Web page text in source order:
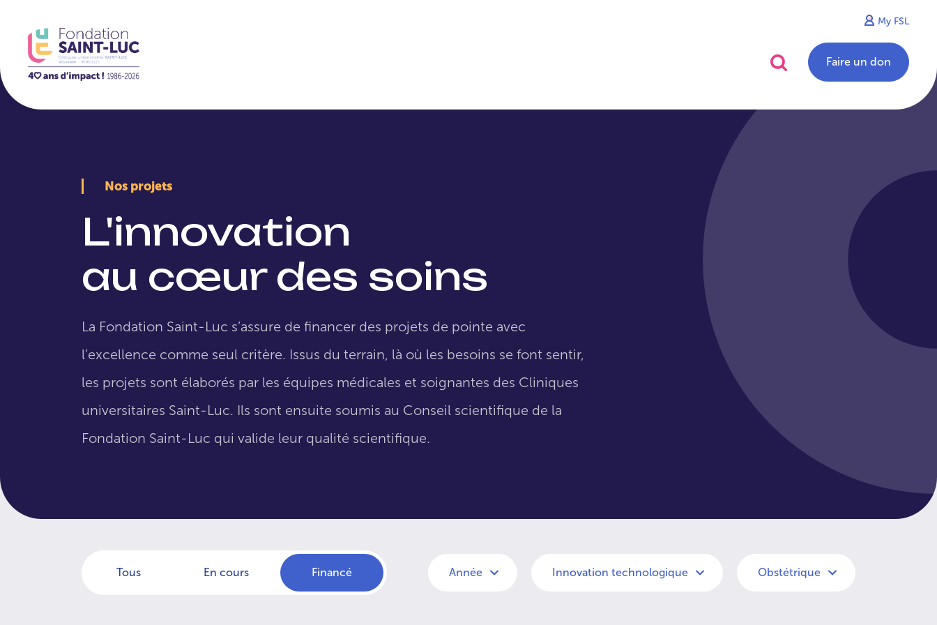
My FSL
Faire un don
Nos projets
L'innovation
au cœur des soins
La Fondation Saint-Luc s’assure de financer des projets de pointe avec
l’excellence comme seul critère. Issus du terrain, là où les besoins se font sentir,
les projets sont élaborés par les équipes médicales et soignantes des Cliniques
universitaires Saint-Luc. Ils sont ensuite soumis au Conseil scientifique de la
Fondation Saint-Luc qui valide leur qualité scientifique.
Tous En cours Financé Année Innovation technologique Obstétrique